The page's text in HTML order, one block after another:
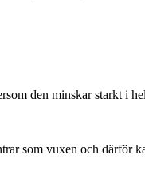
den minskar starkt i
som vuxen och därför